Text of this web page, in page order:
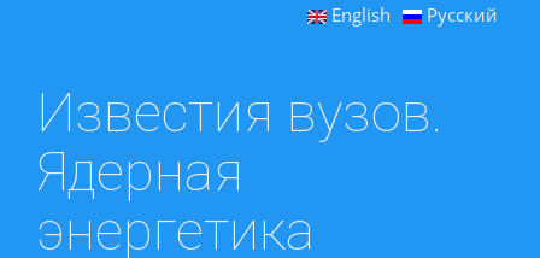
English Русский
Известия вузов.
Ядерная
энергетика